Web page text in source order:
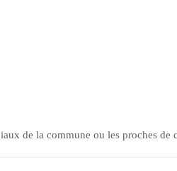
de la commune ou les proches de